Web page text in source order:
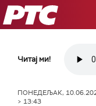
РТС
Читај ми!
ПОНЕДЕЉАК,
> 13:43